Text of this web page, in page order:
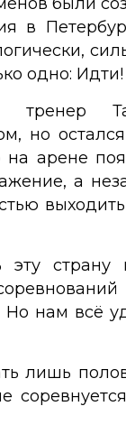
в
одно: Идти!
тренер
но
на арене
а
эту страну
Но нам всё
лишь